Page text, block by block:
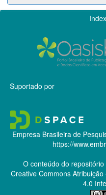
Suportado por
Empresa Brasileira de
https://
O conteúdo do
Creative CommonsAtribuição
4.0